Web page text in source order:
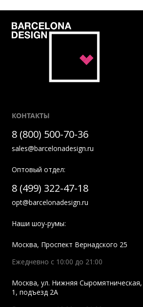
КОНТАКТЫ
8 (800) 500-70-36
sales@barcelonadesign.ru
Оптовый отдел:
8 (499) 322-47-18
opt@barcelonadesign.ru
Наши шоу-румы:
Москва, Проспект Вернадского 25
Ежедневно с 10:00 до 21:00
Москва, ул. Нижняя
1, подъезд 2A